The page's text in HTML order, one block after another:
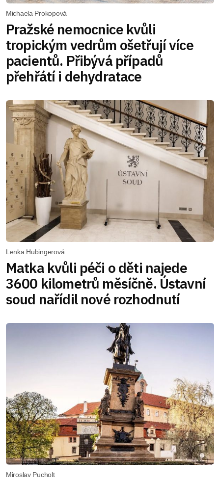
Michaela Prokopová
Pražské nemocnice kvůli
tropickým vedrům ošetřují více
pacientů. Přibývá případů
přehřátí i dehydratace
Lenka Hubingerová
Matka kvůli péči o děti najede
3600 kilometrů měsíčně. Ústavní
soud nařídil nové rozhodnutí
Miroslav Pucholt